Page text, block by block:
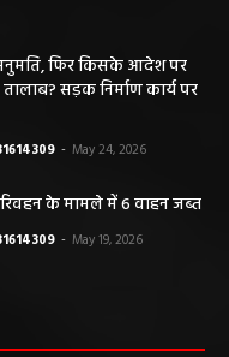
फिर किसके आदेश पर
सड़क निर्माण कार्य पर
May 24, 2026
के मामले में 6 वाहन जब्त
May 19, 2026